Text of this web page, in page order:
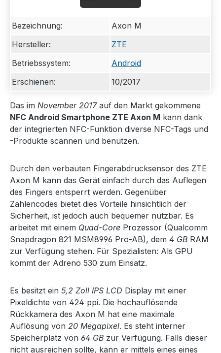
Bezeichnung:
Axon M
Hersteller:
ZTE
Betriebssystem:
Android
Erschienen:
10/2017
Das im November 2017auf den Markt gekommene
NFC Android Smartphone ZTE Axon M kann dank
der integrierten NFC-Funktion diverse NFC-Tags und
-Produkte scannen und benutzen.
Durch den verbauten Fingerabdrucksensor des ZTE
Axon M kann das Gerät einfach durch das Auflegen
des Fingers entsperrt werden. Gegenüber
Zahlencodes bietet dies Vorteile hinsichtlich der
Sicherheit, ist jedoch auch bequemer nutzbar. Es
arbeitet mit einem Quad-Core Prozessor (Qualcomm
Snapdragon 821 MSM8996 Pro-AB), dem 4 GB RAM
zur Verfügung stehen. Für Spezialisten: Als GPU
kommt der Adreno 530 zum Einsatz.
Es besitzt ein 5,2 Zoll IPS LCD Display mit einer
Pixeldichte von 424 ppi. Die hochauflösende
Rückkamera des Axon M hat eine maximale
Auflösung von 20 Megapixel. Es steht interner
Speicherplatz von 64 GB zur Verfügung. Falls dieser
nicht ausreichen sollte, kann er mittels eines eines